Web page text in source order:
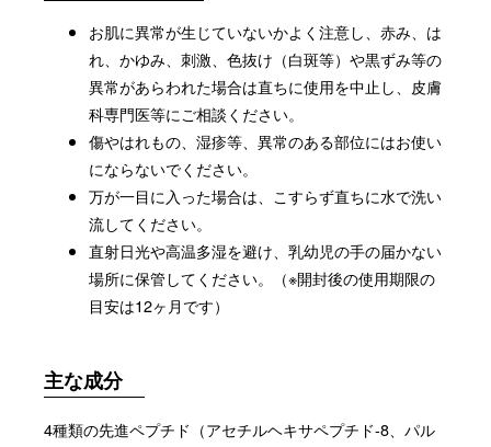
お肌に異常が生じていないかよく注意し、赤み、は
れ、かゆみ、刺激、色抜け（白斑等）や黒ずみ等の
異常があらわれた場合は直ちに使用を中止し、皮膚
科専門医等にご相談ください。
傷やはれもの、湿疹等、異常のある部位にはお使い
にならないでください。
万が一目に入った場合は、こすらず直ちに水で洗い
流してください。
直射日光や高温多湿を避け、乳幼児の手の届かない
場所に保管してください。（※開封後の使用期限の
目安は12ヶ月です）
主な成分
4種類の先進ペプチド（アセチルヘキサペプチド-8、パル